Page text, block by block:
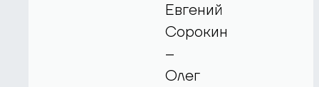
Евгений
Сорокин
–
Олег